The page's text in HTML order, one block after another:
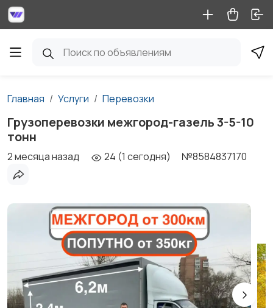
Главная Услуги Перевозки
Грузоперевозки межгород-газель 3-5-10
тонн
2 месяца назад 24 (1 сегодня) №8584837170